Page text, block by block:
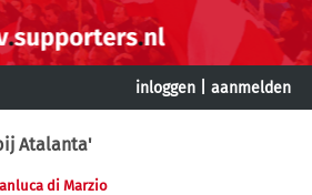
inloggen aanmelden
Atalanta'
di Marzio